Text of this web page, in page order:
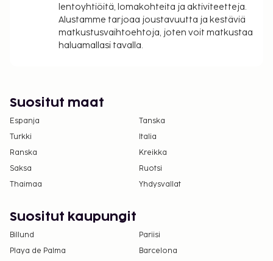
lentoyhtiöitä, lomakohteita ja aktiviteetteja.
Alustamme tarjoaa joustavuutta ja kestäviä
matkustusvaihtoehtoja, joten voit matkustaa
haluamallasi tavalla.
Suositut maat
Espanja
Tanska
Turkki
Italia
Ranska
Kreikka
Saksa
Ruotsi
Thaimaa
Yhdysvallat
Suositut kaupungit
Billund
Pariisi
Playa de Palma
Barcelona